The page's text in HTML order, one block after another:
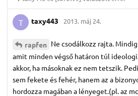
T taxy443 2013. máj 24.
rapfen Ne csodálkozz rajta.
amit minden végső határon túl
akkor, ha másoknak ez nem tetszik.
sem fekete és fehér, hanem az a
hordozza magában a lényeget.(pl. az